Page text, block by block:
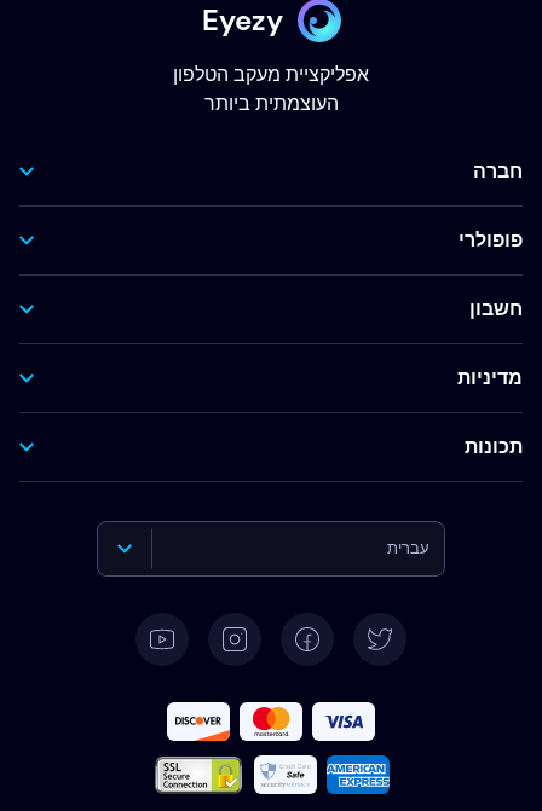
Eyezy
אפליקציית מעקב הטלפון
העוצמתית ביותר
חברה
פופולרי
חשבון
מדיניות
תכונות
עברית
Deutsch
Español
Français